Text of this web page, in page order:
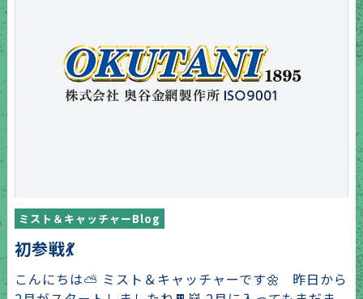
ミスト＆キャッチャーBlog
初参戦💃
こんにちは⛅ ミスト＆キャッチャーです🌼 昨日から